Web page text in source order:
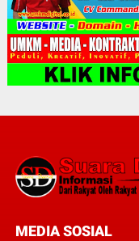
MEDIA SOSIAL